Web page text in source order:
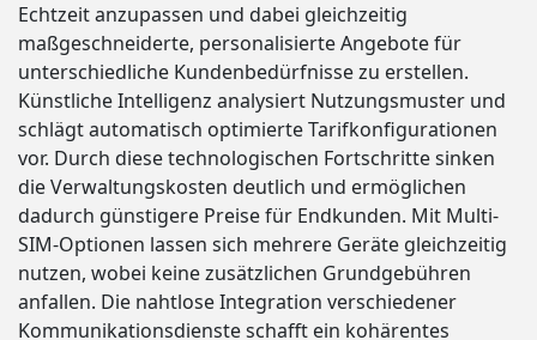
Echtzeit anzupassen und dabei gleichzeitig
maßgeschneiderte, personalisierte Angebote für
unterschiedliche Kundenbedürfnisse zu erstellen.
Künstliche Intelligenz analysiert Nutzungsmuster und
schlägt automatisch optimierte Tarifkonfigurationen
vor. Durch diese technologischen Fortschritte sinken
die Verwaltungskosten deutlich und ermöglichen
dadurch günstigere Preise für Endkunden. Mit Multi-
SIM-Optionen lassen sich mehrere Geräte gleichzeitig
nutzen, wobei keine zusätzlichen Grundgebühren
anfallen. Die nahtlose Integration verschiedener
Kommunikationsdienste schafft ein kohärentes